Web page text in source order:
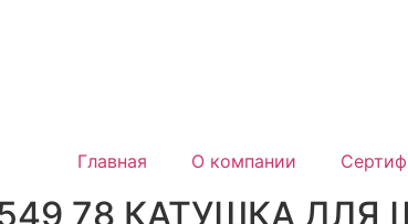
Главная О компании
78 КАТУШКА ДЛЯ